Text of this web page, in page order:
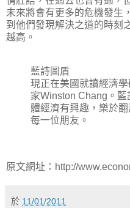
未來將會有更多的危機發生
到他們發現解決之道的時刻
越高。
藍詩圖盾
現正在美國就讀經濟
家Winston Chang。
體經濟有興趣，樂於
每一位朋友。
原文網址：http://
於 11/01/2011